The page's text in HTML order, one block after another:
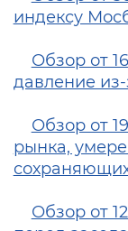
индексу
Обзор от
давление
Обзор от
рынка,
Обзор от